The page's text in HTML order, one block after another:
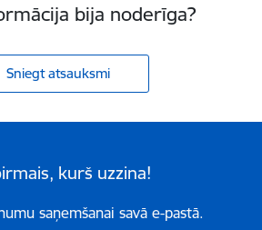
bija noderīga?
Sniegt atsauksmi
kurš uzzina!
saņemšanai savā e-pastā.